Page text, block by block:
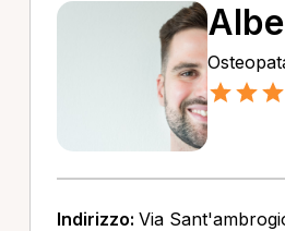
Indirizzo: Via